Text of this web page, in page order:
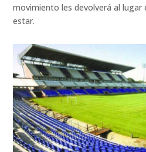
movimiento les devolverá al lugar
estar.